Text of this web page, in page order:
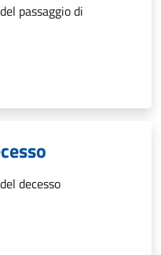
passaggio di
decesso